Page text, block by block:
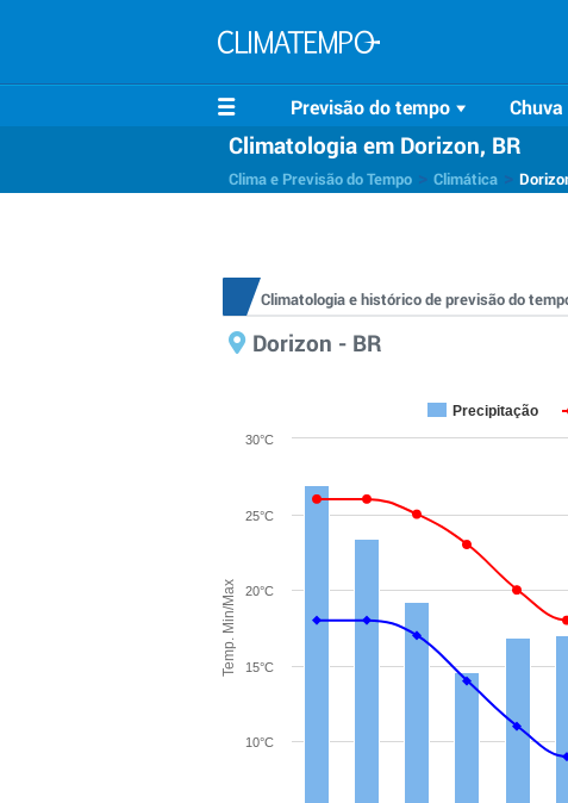
Previsão do tempo Chuva
Climatologia em Dorizon, BR
Clima e Previsão do Tempo Climática
Climatologia e histórico de previsão do
Dorizon - BR
Temp. Min/Max
Precipitação
10°C
15°C
20°C
25°C
30°C